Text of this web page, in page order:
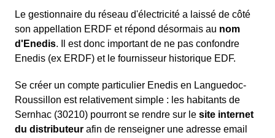
Le gestionnaire du réseau d'électricité a laissé de côté
son appellation ERDF et répond désormais au nom
d'Enedis. Il est donc important de ne pas confondre
Enedis (ex ERDF) et le fournisseur historique EDF.
Se créer un compte particulier Enedis en Languedoc-
Roussillon est relativement simple : les habitants de
Sernhac (30210) pourront se rendre sur le site internet
du distributeur afin de renseigner une adresse email